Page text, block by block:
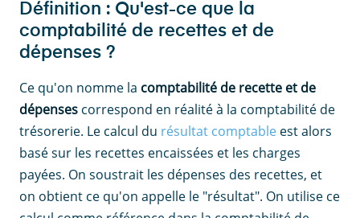
Définition : Qu'est-ce que la
comptabilité de recettes et de
dépenses ?
Ce qu'on nomme la comptabilité de recette et de
dépenses correspond en réalité à la comptabilité de
trésorerie. Le calcul du résultat comptable est alors
basé sur les recettes encaissées et les charges
payées. On soustrait les dépenses des recettes, et
on obtient ce qu'on appelle le "résultat". On utilise ce